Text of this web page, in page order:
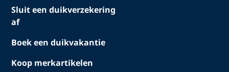
Sluit een duikverzekering
af
Boek een duikvakantie
Koop merkartikelen